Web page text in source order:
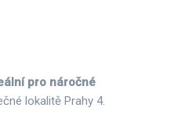
pro náročné
lokalitě Prahy 4.